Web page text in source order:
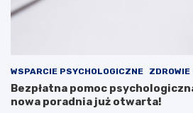
WSPARCIE PSYCHOLOGICZNE
Bezpłatna pomoc
nowa poradnia już otwarta!